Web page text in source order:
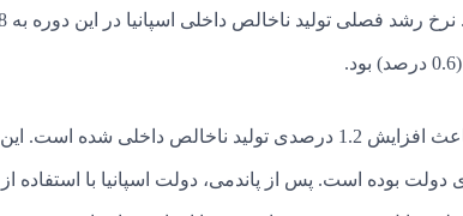
دولت بوده است. پس از پاندمی، دولت اسپانیا با